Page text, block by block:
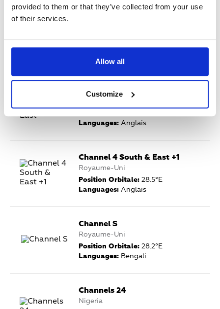
provided to them or that they’ve collected from your use
of their services.
Allow all
Customize
Position Orbitale:28.5°E
Channel 4 South & East
Languages: Anglais
Channel 4 South & East +1
Royaume-Uni
Position Orbitale: 28.5°E
Languages: Anglais
Channel S
Royaume-Uni
Position Orbitale: 28.2°E
Languages: Bengali
Channels 24
Nigeria